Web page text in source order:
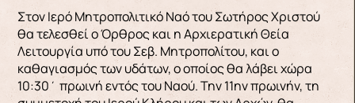
Στον Ιερό Μητροπολιτικό Ναό του Σωτήρος Χριστού
θα τελεσθεί ο Όρθρος και η Αρχιερατική Θεία
Λειτουργία υπό του Σεβ. Μητροπολίτου, και ο
καθαγιασμός των υδάτων, ο οποίος θα λάβει χώρα
10:30΄ πρωινή εντός του Ναού. Την 11ην πρωινήν, τη